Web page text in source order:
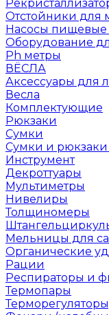
Отстойники для
Насосы пищевые
Оборудование
Ph метры
ВЁСЛА
Аксессуары для
Весла
Комплектующие
Рюкзаки
Сумки
Сумки и рюкзаки
Инструмент
Декроттуары
Мультиметры
Нивелиры
Толщиномеры
Мельницы для
Органические
Рации
Респираторы и
Термопары